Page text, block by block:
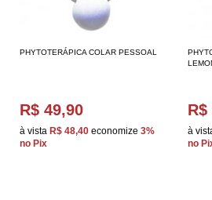
PHYTOTERÁPICA COLAR PESSOAL
R$ 49,90
à vista R$ 48,40 economize 3%
no Pix
R$
à
no